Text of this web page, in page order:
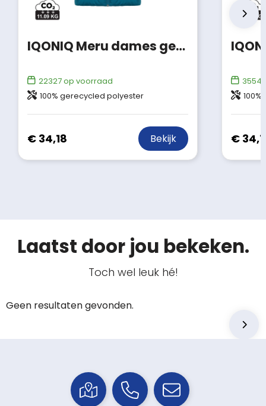
IQONIQ Meru dames gerecycled polyester bodywarmer
22327op voorraad
100% gerecycled polyester
€ 34,18 Bekijk €
Laatst door jou bekeken.
Toch wel leuk hé!
Geen resultaten gevonden.